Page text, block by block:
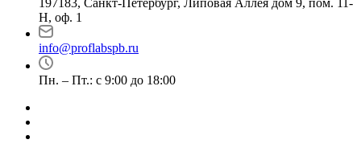
197183, Санкт-Петербург, Липовая Аллея дом 9, пом. 11-
Н, оф. 1
info@proflabspb.ru
Пн. – Пт.: с 9:00 до 18:00